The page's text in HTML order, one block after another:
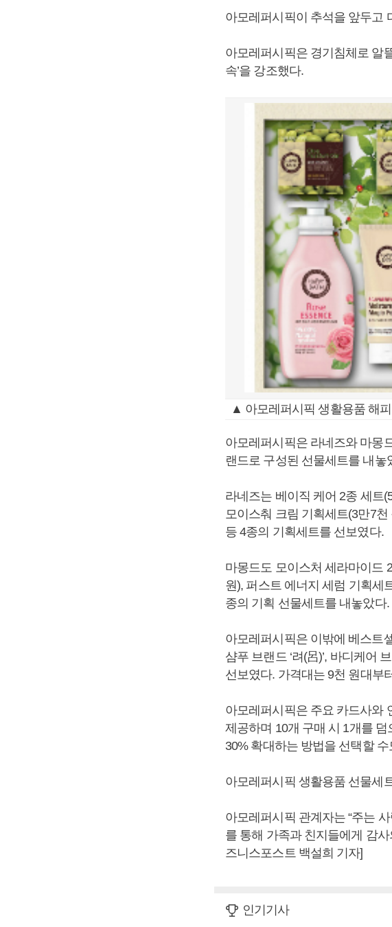
아모레퍼시픽이 추석을 앞두고
아모레퍼시픽은 경기침체로 알
속’을 강조했다.
▲ 아모레퍼시픽 생활용품 해
아모레퍼시픽은 라네즈와 마몽
랜드로 구성된 선물세트를 내놓
라네즈는 베이직 케어 2종 세트
모이스춰 크림 기획세트(3만7
등 4종의 기획세트를 선보였다.
마몽드도 모이스처 세라마이드
원), 퍼스트 에너지 세럼 기획세
종의 기획 선물세트를 내놓았다.
아모레퍼시픽은 이밖에 베스트
샴푸 브랜드 ‘려(呂)’, 바디케어
선보였다. 가격대는 9천 원대부
아모레퍼시픽은 주요 카드사와
제공하며 10개 구매 시 1개를
30% 확대하는 방법을 선택할 수
아모레퍼시픽 생활용품 선물세
아모레퍼시픽 관계자는 “주는
를 통해 가족과 친지들에게 감
즈니스포스트 백설희 기자]
인기기사